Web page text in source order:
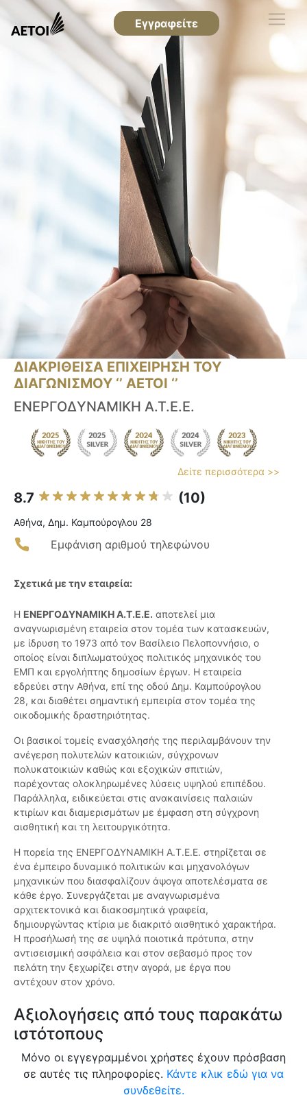
Εγγραφείτε
ΔΙΑΚΡΙΘΕΙΣΑ ΕΠΙΧΕΙΡΗΣΗ ΤΟΥ
ΔΙΑΓΩΝΙΣΜΟΥ ‘’ ΑΕΤΟΙ ‘’
ΕΝΕΡΓΟΔΥΝΑΜΙΚΗ Α.Τ.Ε.Ε.
Δείτε περισσότερα >>
8.7 (10)
Αθήνα, Δημ. Καμπούρογλου 28
Εμφάνιση αριθμού τηλεφώνου
Σχετικά με την εταιρεία:
Η ΕΝΕΡΓΟΔΥΝΑΜΙΚΗ Α.Τ.Ε.Ε. αποτελεί μια
αναγνωρισμένη εταιρεία στον τομέα των κατασκευών,
με ίδρυση το 1973 από τον Βασίλειο Πελοποννήσιο, ο
οποίος είναι διπλωματούχος πολιτικός μηχανικός του
ΕΜΠ και εργολήπτης δημοσίων έργων. Η εταιρεία
εδρεύει στην Αθήνα, επί της οδού Δημ. Καμπούρογλου
28, και διαθέτει σημαντική εμπειρία στον τομέα της
οικοδομικής δραστηριότητας.
Οι βασικοί τομείς ενασχόλησής της περιλαμβάνουν την
ανέγερση πολυτελών κατοικιών, σύγχρονων
πολυκατοικιών καθώς και εξοχικών σπιτιών,
παρέχοντας ολοκληρωμένες λύσεις υψηλού επιπέδου.
Παράλληλα, ειδικεύεται στις ανακαινίσεις παλαιών
κτιρίων και διαμερισμάτων με έμφαση στη σύγχρονη
αισθητική και τη λειτουργικότητα.
Η πορεία της ΕΝΕΡΓΟΔΥΝΑΜΙΚΗ Α.Τ.Ε.Ε. στηρίζεται σε
ένα έμπειρο δυναμικό πολιτικών και μηχανολόγων
μηχανικών που διασφαλίζουν άψογα αποτελέσματα σε
κάθε έργο. Συνεργάζεται με αναγνωρισμένα
αρχιτεκτονικά και διακοσμητικά γραφεία,
δημιουργώντας κτίρια με διακριτό αισθητικό χαρακτήρα.
Η προσήλωσή της σε υψηλά ποιοτικά πρότυπα, στην
αντισεισμική ασφάλεια και στον σεβασμό προς τον
πελάτη την ξεχωρίζει στην αγορά, με έργα που
αντέχουν στον χρόνο.
Αξιολογήσεις από τους παρακάτω
ιστότοπους
Μόνο οι εγγεγραμμένοι χρήστες έχουν πρόσβαση
σε αυτές τις πληροφορίες. Κάντε κλικ εδώ για να
συνδεθείτε.